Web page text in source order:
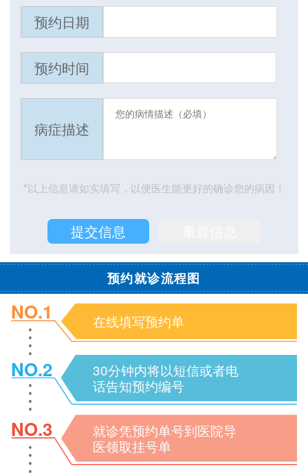
预约日期
预约时间
病症描述
*以上信息请如实填写，以便医生能更好的确诊您的病因！
预约就诊流程图
NO.1 在线填写预约单
NO.2
30分钟内将以短信或者电
话告知预约编号
NO.3
就诊凭预约单号到医院导
医领取挂号单